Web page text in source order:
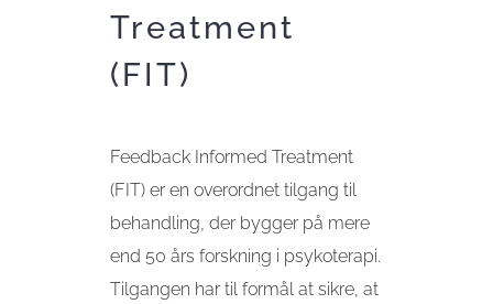
Treatment
(FIT)
Feedback Informed Treatment
(FIT) er en overordnet tilgang til
behandling, der bygger på mere
end 50 års forskning i psykoterapi.
Tilgangen har til formål at sikre, at